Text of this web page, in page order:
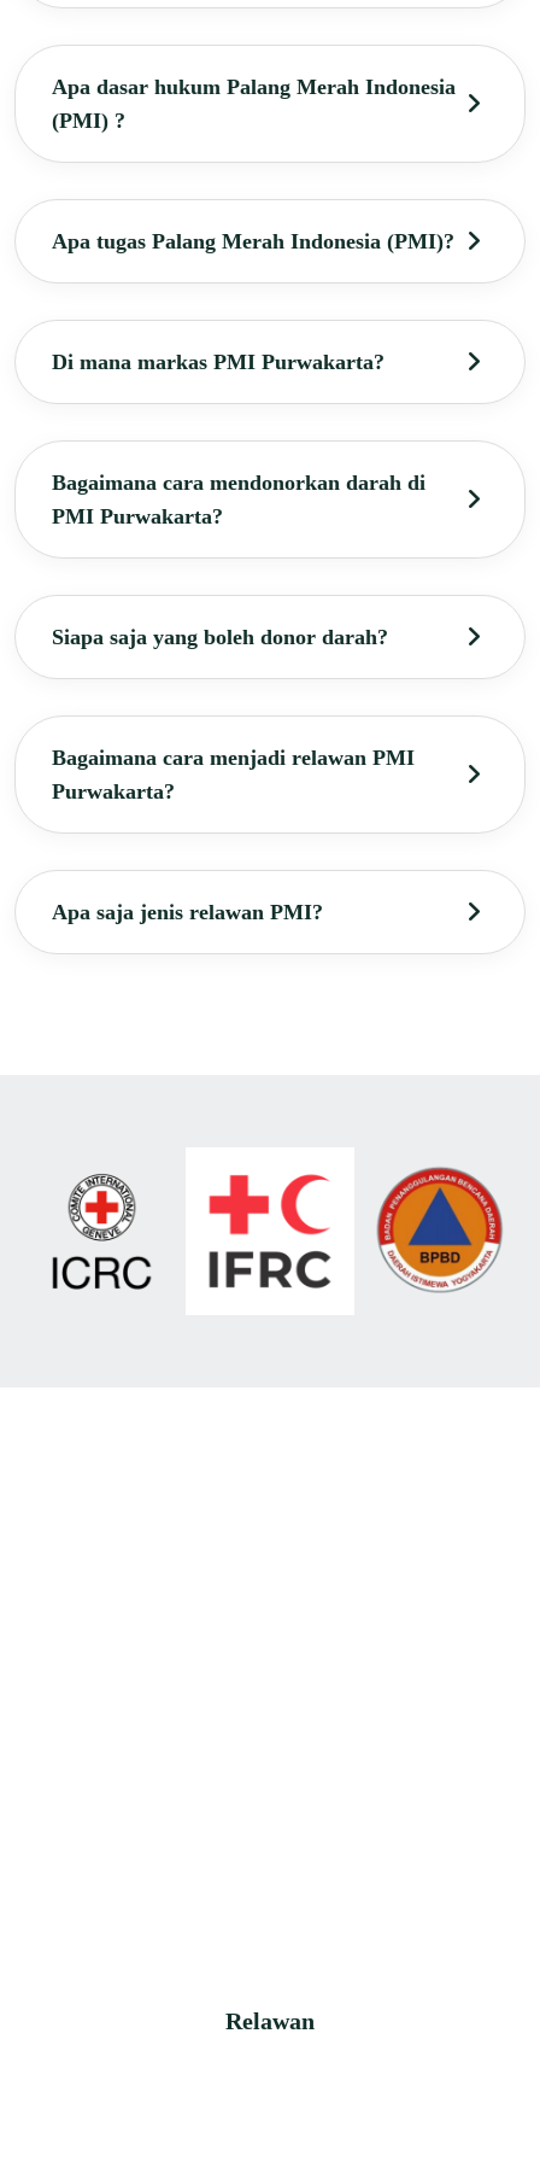
Apa dasar hukum Palang Merah Indonesia
(PMI) ?
Apa tugas Palang Merah Indonesia (PMI)?
Di mana markas PMI Purwakarta?
Bagaimana cara mendonorkan darah di
PMI Purwakarta?
Siapa saja yang boleh donor darah?
Bagaimana cara menjadi relawan PMI
Purwakarta?
Apa saja jenis relawan PMI?
Relawan